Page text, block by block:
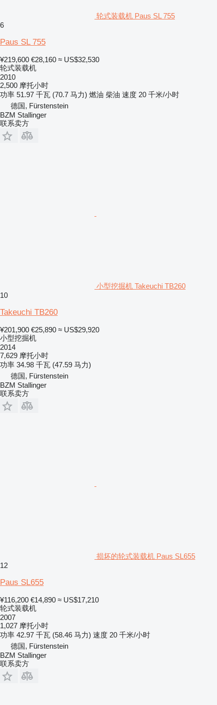
轮式装载机 Paus SL 755
6
Paus SL 755
¥219,600 €28,160 ≈ US$32,530
轮式装载机
2010
2,500 摩托小时
功率 51.97 千瓦 (70.7 马力) 燃油 柴油 速度 20 千米/小时
德国, Fürstenstein
BZM Stallinger
联系卖方
小型挖掘机 Takeuchi TB260
10
Takeuchi TB260
¥201,900 €25,890 ≈ US$29,920
小型挖掘机
2014
7,629 摩托小时
功率 34.98 千瓦 (47.59 马力)
德国, Fürstenstein
BZM Stallinger
联系卖方
损坏的轮式装载机 Paus SL655
12
Paus SL655
¥116,200 €14,890 ≈ US$17,210
轮式装载机
2007
1,027 摩托小时
功率 42.97 千瓦 (58.46 马力) 速度 20 千米/小时
德国, Fürstenstein
BZM Stallinger
联系卖方